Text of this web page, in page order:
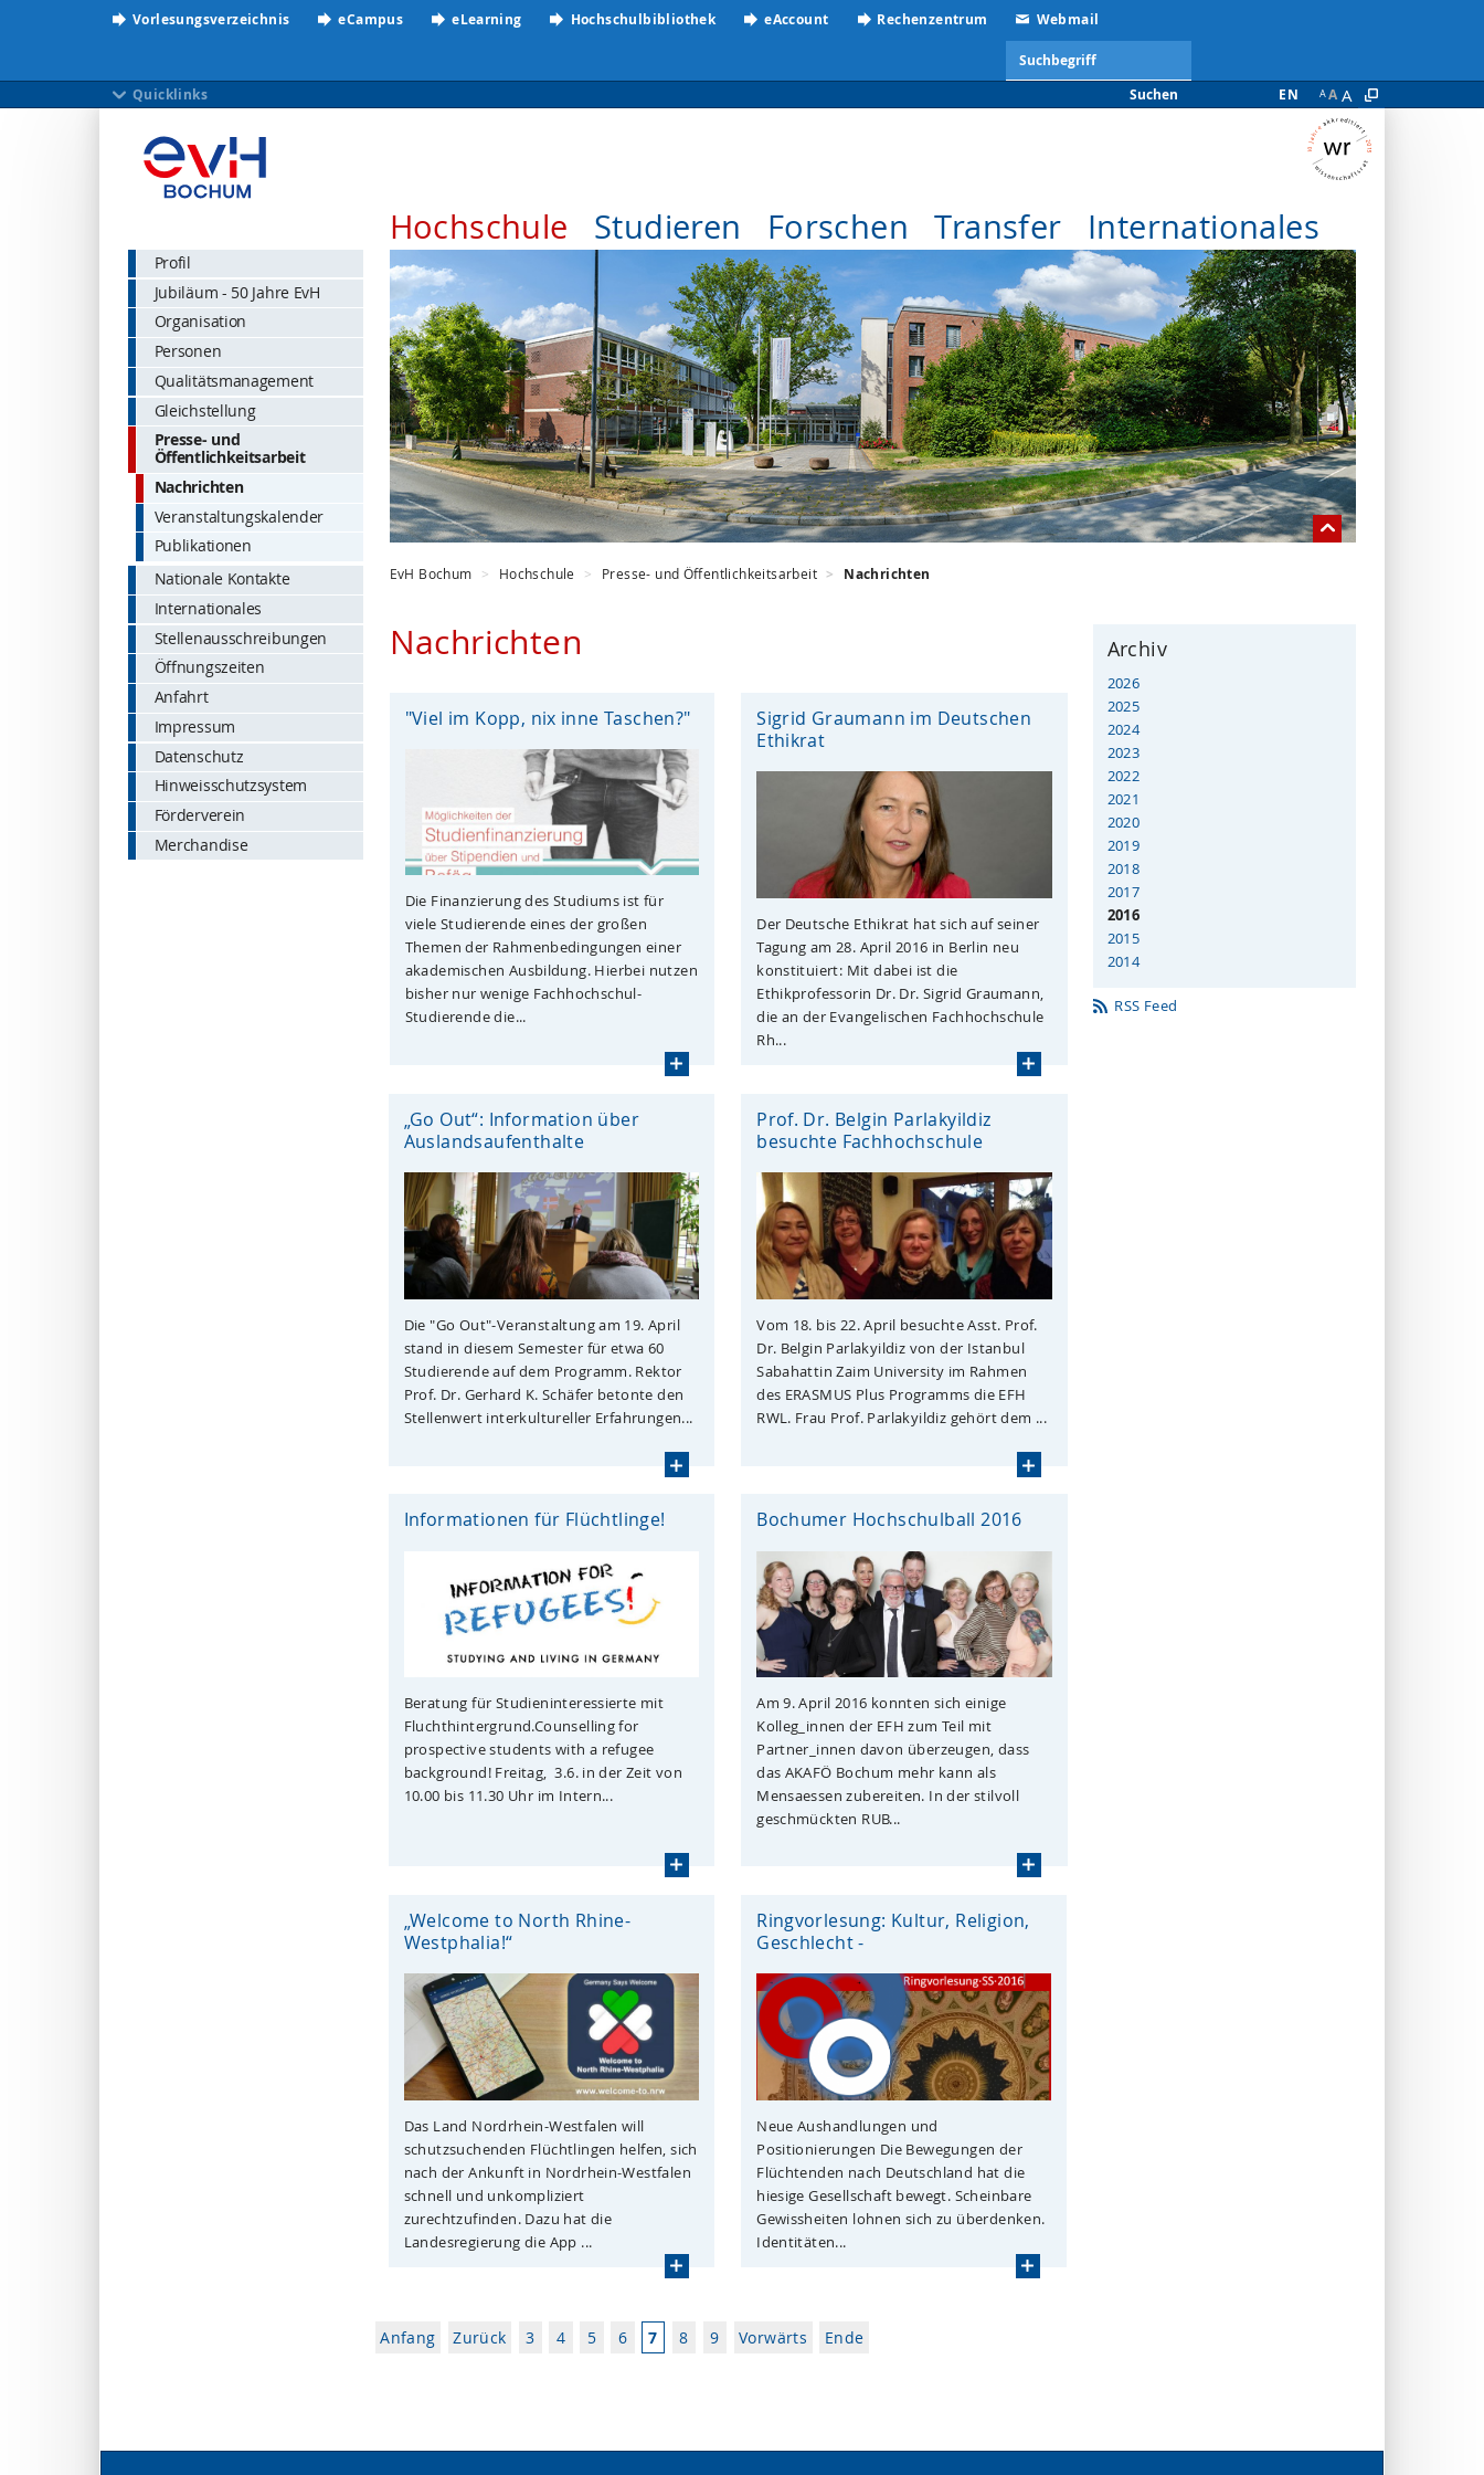
Vorlesungsverzeichnis eCampus eLearning Hochschulbibliothek eAccount Rechenzentrum Webmail
Suchen
Quicklinks EN A A A
Hochschule Studieren Forschen Transfer Internationales
Profil
Jubiläum - 50 Jahre EvH
Organisation
Personen
Qualitätsmanagement
Gleichstellung
Presse- und
Öffentlichkeitsarbeit
Nachrichten
Veranstaltungskalender
Publikationen
Nationale Kontakte
Internationales
Stellenausschreibungen
Öffnungszeiten
Anfahrt
Impressum
Datenschutz
Hinweisschutzsystem
Förderverein
Merchandise
EvH Bochum Hochschule Presse- und Öffentlichkeitsarbeit Nachrichten
Nachrichten
"Viel im Kopp, nix inne Taschen?"
Die Finanzierung des Studiums ist für
viele Studierende eines der großen
Themen der Rahmenbedingungen einer
akademischen Ausbildung. Hierbei nutzen
bisher nur wenige Fachhochschul-
Studierende die...
Sigrid Graumann im Deutschen
Ethikrat
Der Deutsche Ethikrat hat sich auf seiner
Tagung am 28. April 2016 in Berlin neu
konstituiert: Mit dabei ist die
Ethikprofessorin Dr. Dr. Sigrid Graumann,
die an der Evangelischen Fachhochschule
Rh...
„Go Out“: Information über
Auslandsaufenthalte
Die "Go Out"-Veranstaltung am 19. April
stand in diesem Semester für etwa 60
Studierende auf dem Programm. Rektor
Prof. Dr. Gerhard K. Schäfer betonte den
Stellenwert interkultureller Erfahrungen...
Prof. Dr. Belgin Parlakyildiz
besuchte Fachhochschule
Vom 18. bis 22. April besuchte Asst. Prof.
Dr. Belgin Parlakyildiz von der Istanbul
Sabahattin Zaim University im Rahmen
des ERASMUS Plus Programms die EFH
RWL. Frau Prof. Parlakyildiz gehört dem ...
Informationen für Flüchtlinge!
Beratung für Studieninteressierte mit
Fluchthintergrund.Counselling for
prospective students with a refugee
background! Freitag, 3.6. in der Zeit von
10.00 bis 11.30 Uhr im Intern...
Bochumer Hochschulball 2016
Am 9. April 2016 konnten sich einige
Kolleg_innen der EFH zum Teil mit
Partner_innen davon überzeugen, dass
das AKAFÖ Bochum mehr kann als
Mensaessen zubereiten. In der stilvoll
geschmückten RUB...
„Welcome to North Rhine-
Westphalia!“
Das Land Nordrhein-Westfalen will
schutzsuchenden Flüchtlingen helfen, sich
nach der Ankunft in Nordrhein-Westfalen
schnell und unkompliziert
zurechtzufinden. Dazu hat die
Landesregierung die App ...
Ringvorlesung: Kultur, Religion,
Geschlecht -
Neue Aushandlungen und
Positionierungen Die Bewegungen der
Flüchtenden nach Deutschland hat die
hiesige Gesellschaft bewegt. Scheinbare
Gewissheiten lohnen sich zu überdenken.
Identitäten...
Anfang Zurück 3 4 5 6 7 8 9 Vorwärts Ende
Archiv
2026
2025
2024
2023
2022
2021
2020
2019
2018
2017
2016
2015
2014
RSS Feed